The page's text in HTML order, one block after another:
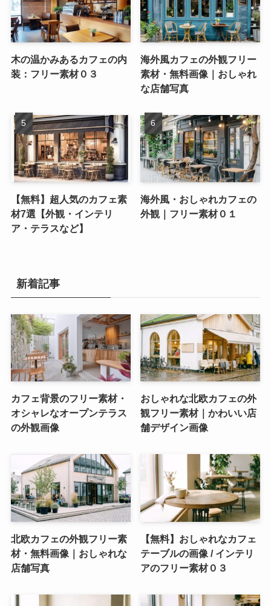
木の温かみあるカフェの内
装：フリー素材０３
海外風カフェの外観フリー
素材・無料画像｜おしゃれ
な店舗写真
【無料】超人気のカフェ素
材7選【外観・インテリ
ア・テラスなど】
海外風・おしゃれカフェの
外観｜フリー素材０１
新着記事
カフェ背景のフリー素材・
オシャレなオープンテラス
の外観画像
おしゃれな北欧カフェの外
観フリー素材｜かわいい店
舗デザイン画像
北欧カフェの外観フリー素
材・無料画像｜おしゃれな
店舗写真
【無料】おしゃれなカフェ
テーブルの画像 / インテリ
アのフリー素材０３